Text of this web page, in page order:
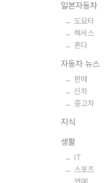
일본자동차
도요타
렉서스
혼다
자동차 뉴스
판매
신차
중고차
지식
생활
IT
스포츠